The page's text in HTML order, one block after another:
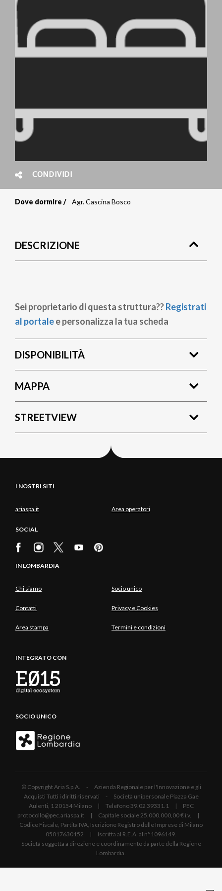
CONDIVIDI
Briciole
pane
Dove dormire Agr. Cascina Bosco
DESCRIZIONE
Sei proprietario di questa struttura??Registrati
al portalee personalizza la tua scheda
DISPONIBILITÀ
MAPPA
STREETVIEW
I NOSTRI SITI
ariaspa.it Area operatori
SOCIAL
IN LOMBARDIA
Chi siamo Socio unico
Contatti Privacy e Cookies
Area stampa Termini e condizioni
INTEGRATO CON
SOCIO UNICO
© Copyright Aria S.p.A. - Azienda Regionale per l'Innovazione e gli
Acquisti Tutti i diritti riservati - Società unipersonale Piazza Gae
Aulenti, 1 20154 Milano | Telefono 39.02 39331.1 | PEC
protocollo@pec.ariaspa.it | Capitale sociale 25.000.000,00 € i.v. |
Codice Fiscale, Partita IVA, Iscrizione Registro delle Imprese di Milano
05017630152 | Iscritta al R.E.A. al n°1096149.
Società soggetta a direzione e coordinamento da parte della Regione
Lombardia.